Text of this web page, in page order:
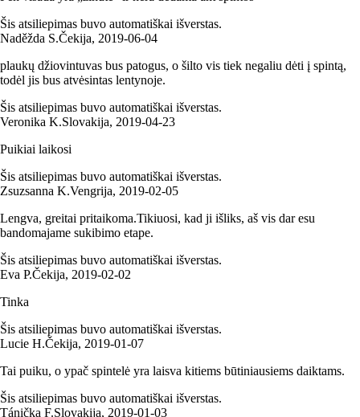
Šis atsiliepimas buvo automatiškai išverstas.
Naděžda S.Čekija, 2019‑06‑04
plaukų džiovintuvas bus patogus, o šilto vis tiek negaliu dėti į spintą,
todėl jis bus atvėsintas lentynoje.
Šis atsiliepimas buvo automatiškai išverstas.
Veronika K.Slovakija, 2019‑04‑23
Puikiai laikosi
Šis atsiliepimas buvo automatiškai išverstas.
Zsuzsanna K.Vengrija, 2019‑02‑05
Lengva, greitai pritaikoma.Tikiuosi, kad ji išliks, aš vis dar esu
bandomajame sukibimo etape.
Šis atsiliepimas buvo automatiškai išverstas.
Eva P.Čekija, 2019‑02‑02
Tinka
Šis atsiliepimas buvo automatiškai išverstas.
Lucie H.Čekija, 2019‑01‑07
Tai puiku, o ypač spintelė yra laisva kitiems būtiniausiems daiktams.
Šis atsiliepimas buvo automatiškai išverstas.
Tánička F.Slovakija, 2019‑01‑03